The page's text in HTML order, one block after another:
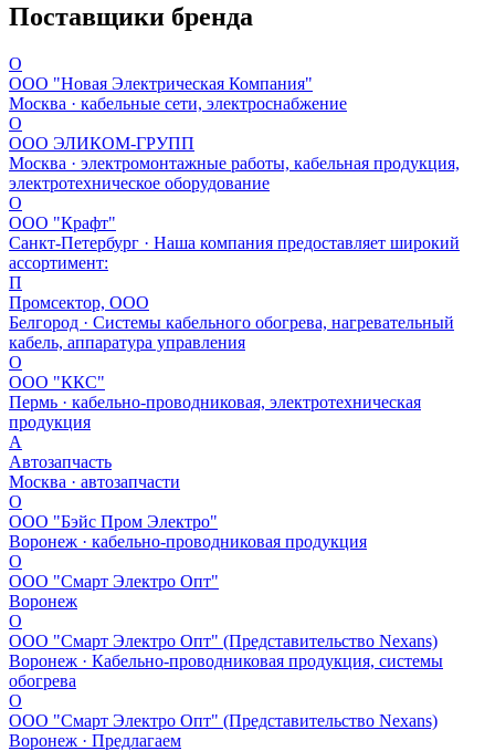
Поставщики бренда
О
ООО "Новая Электрическая Компания"
Москва · кабельные сети, электроснабжение
О
ООО ЭЛИКОМ-ГРУПП
Москва · электромонтажные работы, кабельная продукция,
электротехническое оборудование
О
ООО "Крафт"
Санкт-Петербург · Наша компания предоставляет широкий
ассортимент:
П
Промсектор, ООО
Белгород · Системы кабельного обогрева, нагревательный
кабель, аппаратура управления
О
ООО "ККС"
Пермь · кабельно-проводниковая, электротехническая
продукция
А
Автозапчасть
Москва · автозапчасти
О
ООО "Бэйс Пром Электро"
Воронеж · кабельно-проводниковая продукция
O
OOO "Смарт Электро Опт"
Воронеж
O
OOO "Смарт Электро Опт" (Представительство Nexans)
Воронеж · Кабельно-проводниковая продукция, системы
обогрева
O
OOO "Смарт Электро Опт" (Представительство Nexans)
Воронеж · Предлагаем